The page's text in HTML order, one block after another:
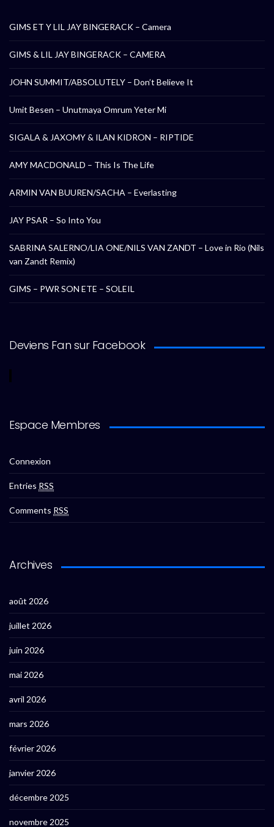
GIMS ET Y LIL JAY BINGERACK – Camera
GIMS & LIL JAY BINGERACK – CAMERA
JOHN SUMMIT/ABSOLUTELY – Don’t Believe It
Umit Besen – Unutmaya Omrum Yeter Mi
SIGALA & JAXOMY & ILAN KIDRON – RIPTIDE
AMY MACDONALD – This Is The Life
ARMIN VAN BUUREN/SACHA – Everlasting
JAY PSAR – So Into You
SABRINA SALERNO/LIA ONE/NILS VAN ZANDT – Love in Rio (Nils
van Zandt Remix)
GIMS – PWR SON ETE – SOLEIL
Deviens Fan sur Facebook
Espace Membres
Connexion
Entries RSS
Comments RSS
Archives
août 2026
juillet 2026
juin 2026
mai 2026
avril 2026
mars 2026
février 2026
janvier 2026
décembre 2025
novembre 2025